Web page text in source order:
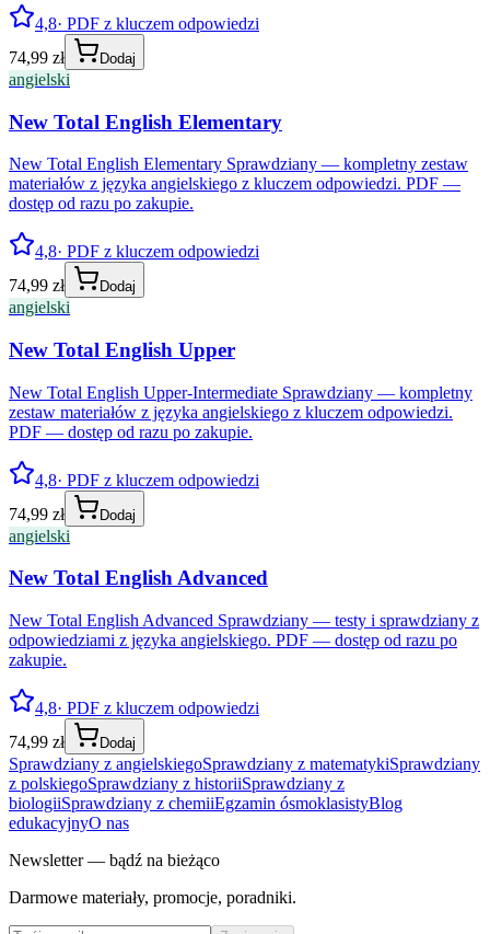
4,8· PDF z kluczem odpowiedzi
74,99 zł
Dodaj
angielski
New Total English Elementary
New Total English Elementary Sprawdziany — kompletny zestaw
materiałów z języka angielskiego z kluczem odpowiedzi. PDF —
dostęp od razu po zakupie.
4,8· PDF z kluczem odpowiedzi
74,99 zł
Dodaj
angielski
New Total English Upper
New Total English Upper-Intermediate Sprawdziany — kompletny
zestaw materiałów z języka angielskiego z kluczem odpowiedzi.
PDF — dostęp od razu po zakupie.
4,8· PDF z kluczem odpowiedzi
74,99 zł
Dodaj
angielski
New Total English Advanced
New Total English Advanced Sprawdziany — testy i sprawdziany z
odpowiedziami z języka angielskiego. PDF — dostęp od razu po
zakupie.
4,8· PDF z kluczem odpowiedzi
74,99 zł
Dodaj
Sprawdziany z angielskiegoSprawdziany z matematykiSprawdziany
z polskiegoSprawdziany z historiiSprawdziany z
biologiiSprawdziany z chemiiEgzamin ósmoklasistyBlog
edukacyjnyO nas
Newsletter — bądź na bieżąco
Darmowe materiały, promocje, poradniki.